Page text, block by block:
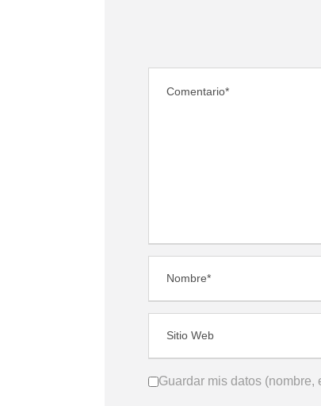
Guardar mis datos